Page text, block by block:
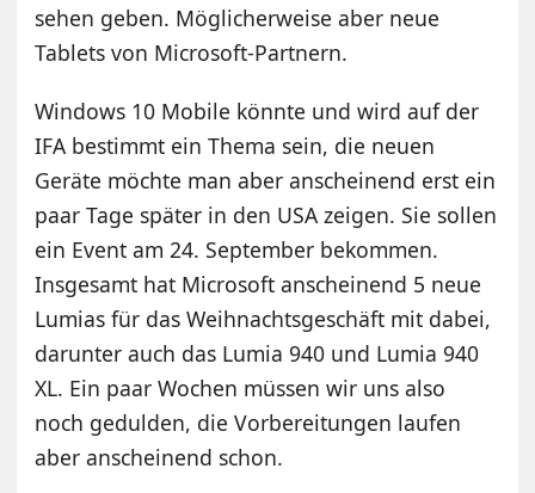
sehen geben. Möglicherweise aber neue
Tablets von Microsoft-Partnern.
Windows 10 Mobile könnte und wird auf der
IFA bestimmt ein Thema sein, die neuen
Geräte möchte man aber anscheinend erst ein
paar Tage später in den USA zeigen. Sie sollen
ein Event am 24. September bekommen.
Insgesamt hat Microsoft anscheinend 5 neue
Lumias für das Weihnachtsgeschäft mit dabei,
darunter auch das Lumia 940 und Lumia 940
XL. Ein paar Wochen müssen wir uns also
noch gedulden, die Vorbereitungen laufen
aber anscheinend schon.